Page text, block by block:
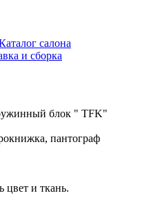
салона
блок " TFK"
пантограф
цвет и ткань.